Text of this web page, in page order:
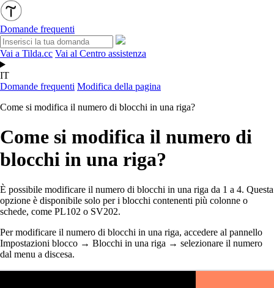
Domande frequenti
Vai a Tilda.cc Vai al Centro assistenza
IT
Domande frequenti Modifica della pagina
Come si modifica il numero di blocchi in una riga?
Come si modifica il numero di
blocchi in una riga?
È possibile modificare il numero di blocchi in una riga da 1 a 4. Questa
opzione è disponibile solo per i blocchi contenenti più colonne o
schede, come PL102 o SV202.
Per modificare il numero di blocchi in una riga, accedere al pannello
Impostazioni blocco → Blocchi in una riga → selezionare il numero
dal menu a discesa.